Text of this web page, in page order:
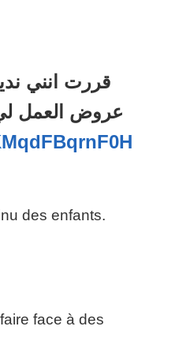
قررت انني
عروض العمل لي
des enfants.
face à des